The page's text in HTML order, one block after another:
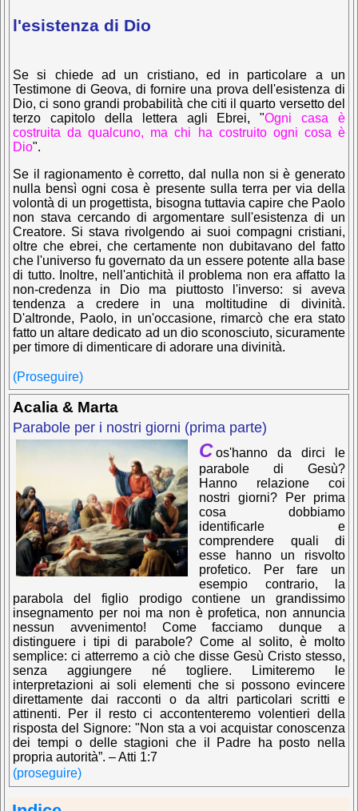
l'esistenza di Dio
Se si chiede ad un cristiano, ed in particolare a un
Testimone di Geova, di fornire una prova dell'esistenza di
Dio, ci sono grandi probabilità che citi il quarto versetto del
terzo capitolo della lettera agli Ebrei,"Ogni casa è
costruita da qualcuno, ma chi ha costruito ogni cosa è
Dio".
Se il ragionamento è corretto, dal nulla non si è generato
nulla bensì ogni cosa è presente sulla terra per via della
volontà di un progettista, bisogna tuttavia capire che Paolo
non stava cercando di argomentare sull'esistenza di un
Creatore. Si stava rivolgendo ai suoi compagni cristiani,
oltre che ebrei, che certamente non dubitavano del fatto
che l'universo fu governato da un essere potente alla base
di tutto. Inoltre, nell'antichità il problema non era affatto la
non-credenza in Dio ma piuttosto l'inverso: si aveva
tendenza a credere in una moltitudine di divinità.
D'altronde, Paolo, in un'occasione, rimarcò che era stato
fatto un altare dedicato ad un dio sconosciuto, sicuramente
per timore di dimenticare di adorare una divinità.
(Proseguire)
Acalia & Marta
Parabole per i nostri giorni (prima parte)
C os'hanno da dirci le
parabole di Gesù?
Hanno relazione coi
nostri giorni? Per prima
cosa dobbiamo
identificarle e
comprendere quali di
esse hanno un risvolto
profetico. Per fare un
esempio contrario, la
parabola del figlio prodigo contiene un grandissimo
insegnamento per noi ma non è profetica, non annuncia
nessun avvenimento! Come facciamo dunque a
distinguere i tipi di parabole? Come al solito, è molto
semplice: ci atterremo a ciò che disse Gesù Cristo stesso,
senza aggiungere né togliere. Limiteremo le
interpretazioni ai soli elementi che si possono evincere
direttamente dai racconti o da altri particolari scritti e
attinenti. Per il resto ci accontenteremo volentieri della
risposta del Signore: "Non sta a voi acquistar conoscenza
dei tempi o delle stagioni che il Padre ha posto nella
propria autorità”. – Atti 1:7
(proseguire)